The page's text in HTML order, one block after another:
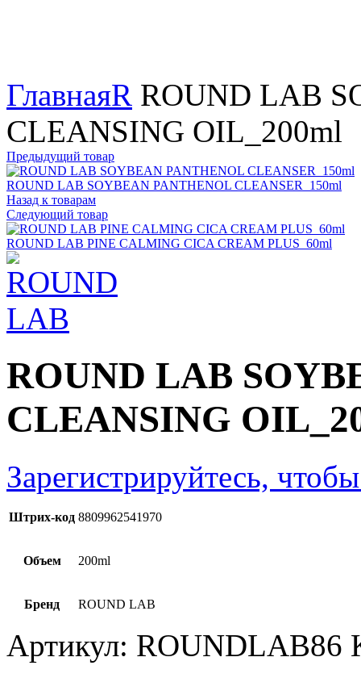
ГлавнаяR ROUND LAB
CLEANSING OIL_200ml
Предыдущий товар
ROUND LAB SOYBEAN PANTHENOL CLEANSER_150ml
Назад к товарам
Следующий товар
ROUND LAB PINE CALMING CICA CREAM PLUS_60ml
ROUND LAB
CLEANSING
Зарегистрируйтесь,
Штрих-код 8809962541970
Объем 200ml
Бренд ROUND LAB
Артикул: ROUNDLAB86